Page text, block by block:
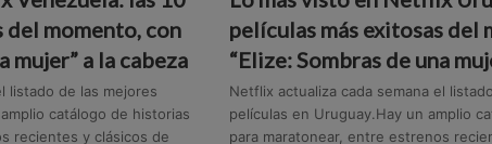
del momento, con
mujer” a la cabeza
listado de las mejores
catálogo de historias
recientes y clásicos de
películas más exitosas del
“Elize: Sombras de una
Netflix actualiza cada semana el
películas en Uruguay.Hay un amplio
para maratonear, entre estrenos